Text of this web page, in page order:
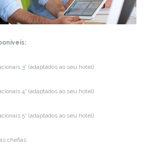
3* (adaptados ao seu hotel)
4* (adaptados ao seu hotel)
5* (adaptados ao seu hotel)
chefias